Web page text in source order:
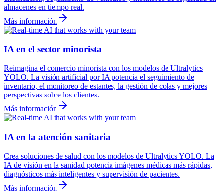
almacenes en tiempo real.
Más información
IA en el sector minorista
Reimagina el comercio minorista con los modelos de Ultralytics
YOLO. La visión artificial por IA potencia el seguimiento de
inventario, el monitoreo de estantes, la gestión de colas y mejores
perspectivas sobre los clientes.
Más información
IA en la atención sanitaria
Crea soluciones de salud con los modelos de Ultralytics YOLO. La
IA de visión en la sanidad potencia imágenes médicas más rápidas,
diagnósticos más inteligentes y supervisión de pacientes.
Más información